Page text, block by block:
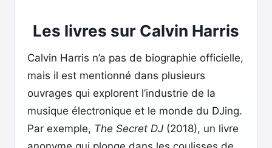
Les livres sur Calvin Harris
Calvin Harris n’a pas de biographie officielle,
mais il est mentionné dans plusieurs
ouvrages qui explorent l’industrie de la
musique électronique et le monde du DJing.
Par exemple, The Secret DJ (2018), un livre